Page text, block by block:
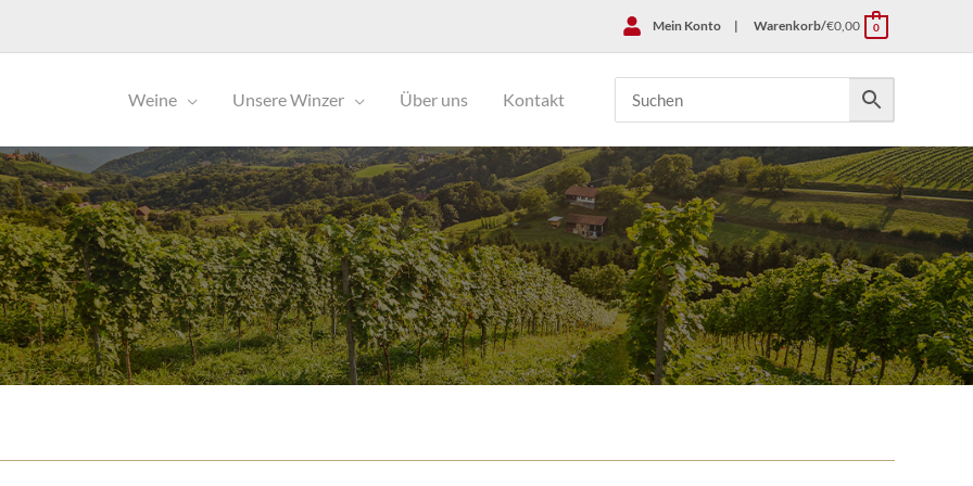
Mein Konto | Warenkorb/€0,00 0
Weine Unsere Winzer Über uns Kontakt